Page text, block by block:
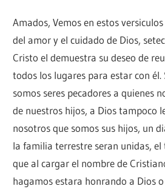
Amados, Vemos en estos
del amor y el cuidado de Dios,
Cristo el demuestra su deseo de
todos los lugares para estar con él.
somos seres pecadores a quienes
de nuestros hijos, a Dios tampoco
nosotros que somos sus hijos, un
la familia terrestre seran unidas,
que al cargar el nombre de
hagamos estara honrando a Dios